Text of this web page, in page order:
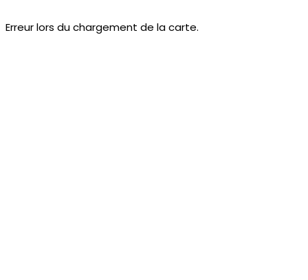
Erreur lors du chargement de la carte.